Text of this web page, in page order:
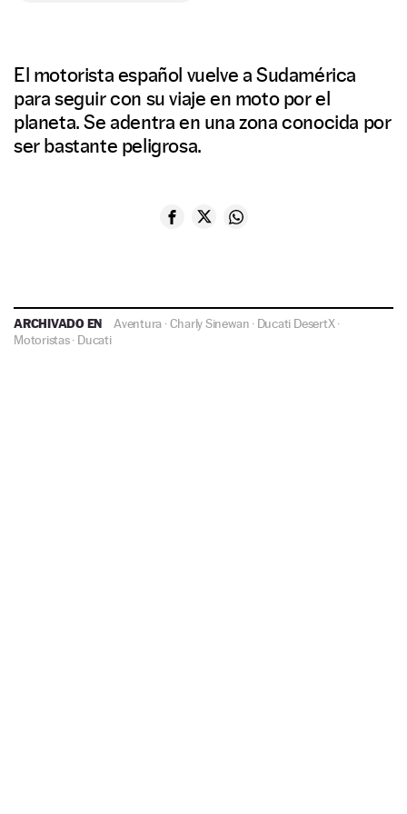
El motorista español vuelve a Sudamérica
para seguir con su viaje en moto por el
planeta. Se adentra en una zona conocida por
ser bastante peligrosa.
ARCHIVADO EN Aventura ·Charly Sinewan · Ducati DesertX·
Motoristas· Ducati